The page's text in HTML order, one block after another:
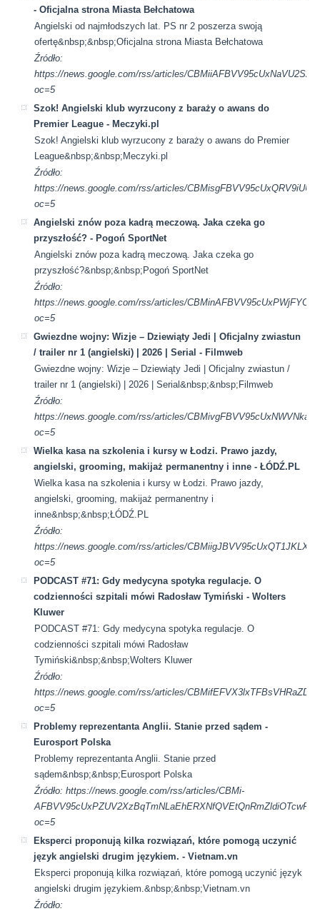
- Oficjalna strona Miasta Bełchatowa
Angielski od najmłodszych lat. PS nr 2 poszerza swoją
ofertę&nbsp;&nbsp;Oficjalna strona Miasta Bełchatowa
Źródło:
https://news.google.com/rss/articles/
oc=5
Szok! Angielski klub wyrzucony z baraży o awans do
Premier League - Meczyki.pl
Szok! Angielski klub wyrzucony z baraży o awans do Premier
League&nbsp;&nbsp;Meczyki.pl
Źródło:
https://news.google.com/rss/articles/
oc=5
Angielski znów poza kadrą meczową. Jaka czeka go
przyszłość? - Pogoń SportNet
Angielski znów poza kadrą meczową. Jaka czeka go
przyszłość?&nbsp;&nbsp;Pogoń SportNet
Źródło:
https://news.google.com/rss/articles/
oc=5
Gwiezdne wojny: Wizje – Dziewiąty Jedi | Oficjalny zwiastun
/ trailer nr 1 (angielski) | 2026 | Serial - Filmweb
Gwiezdne wojny: Wizje – Dziewiąty Jedi | Oficjalny zwiastun /
trailer nr 1 (angielski) | 2026 | Serial&nbsp;&nbsp;Filmweb
Źródło:
https://news.google.com/rss/articles/
oc=5
Wielka kasa na szkolenia i kursy w Łodzi. Prawo jazdy,
angielski, grooming, makijaż permanentny i inne - ŁÓDŹ.PL
Wielka kasa na szkolenia i kursy w Łodzi. Prawo jazdy,
angielski, grooming, makijaż permanentny i
inne&nbsp;&nbsp;ŁÓDŹ.PL
Źródło:
https://news.google.com/rss/articles/
oc=5
PODCAST #71: Gdy medycyna spotyka regulacje. O
codzienności szpitali mówi Radosław Tymiński - Wolters
Kluwer
PODCAST #71: Gdy medycyna spotyka regulacje. O
codzienności szpitali mówi Radosław
Tymiński&nbsp;&nbsp;Wolters Kluwer
Źródło:
https://news.google.com/rss/articles/
oc=5
Problemy reprezentanta Anglii. Stanie przed sądem -
Eurosport Polska
Problemy reprezentanta Anglii. Stanie przed
sądem&nbsp;&nbsp;Eurosport Polska
Źródło: https://news.google.com/rss/articles/CBMi-
oc=5
Eksperci proponują kilka rozwiązań, które pomogą uczynić
język angielski drugim językiem. - Vietnam.vn
Eksperci proponują kilka rozwiązań, które pomogą uczynić język
angielski drugim językiem.&nbsp;&nbsp;Vietnam.vn
Źródło: